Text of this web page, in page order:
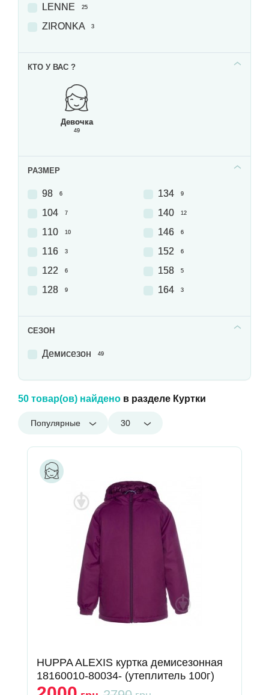
LENNE 25
ZIRONKA 3
КТО У ВАС ?
Девочка
49
РАЗМЕР
98 6
104 7
110 10
116 3
122 6
128 9
134 9
140 12
146 6
152 6
158 5
164 3
СЕЗОН
Демисезон 49
50 товар(ов) найдено в разделе Куртки
Популярные 30
HUPPA ALEXIS куртка демисезонная
18160010-80034- (утеплитель 100г)